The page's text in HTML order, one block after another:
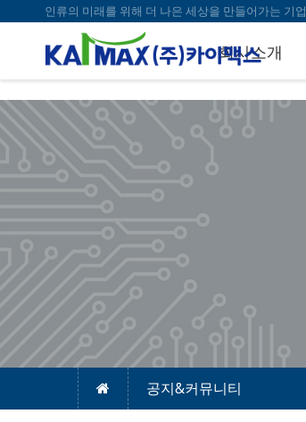
bool(false)인류의 미래를 위해 더 나은 세상을 만들어가는 기업
회사소개
공지&커뮤니티